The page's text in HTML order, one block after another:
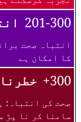
201-300
انتباہ صحت
کا امکان ہے
300+
صحت کی انتباہ:
سامنا کر نا پڑ